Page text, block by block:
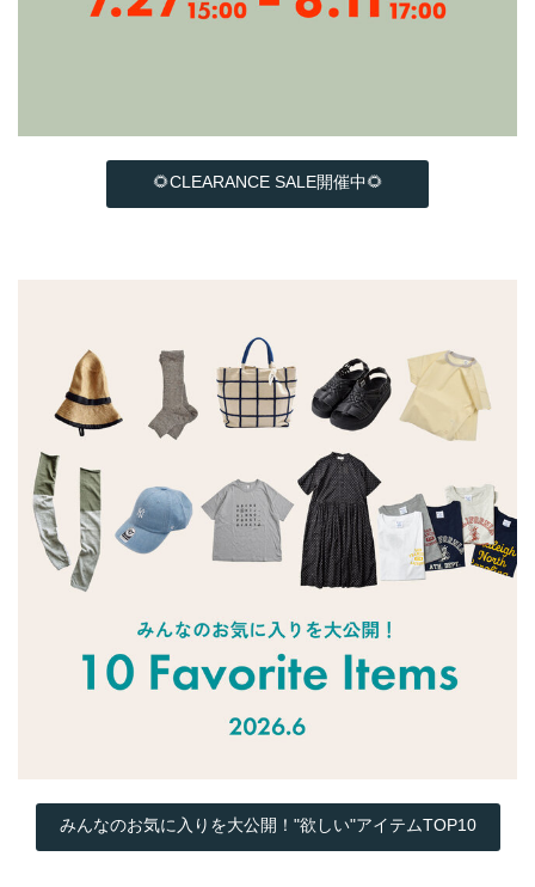
🌻CLEARANCE SALE開催中🌻
みんなのお気に入りを大公開！"欲しい"アイテムTOP10